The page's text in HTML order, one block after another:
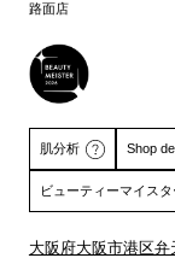
路面店
肌分析 Shop
ビューティーマイス
大阪府大阪市港区